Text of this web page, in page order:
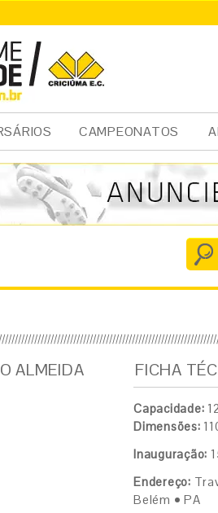
CAMPEONATOS
ALMEIDA
FICHA
Capacidade:
Dimensões:
Inauguração:
Endereço:
Belém • PA